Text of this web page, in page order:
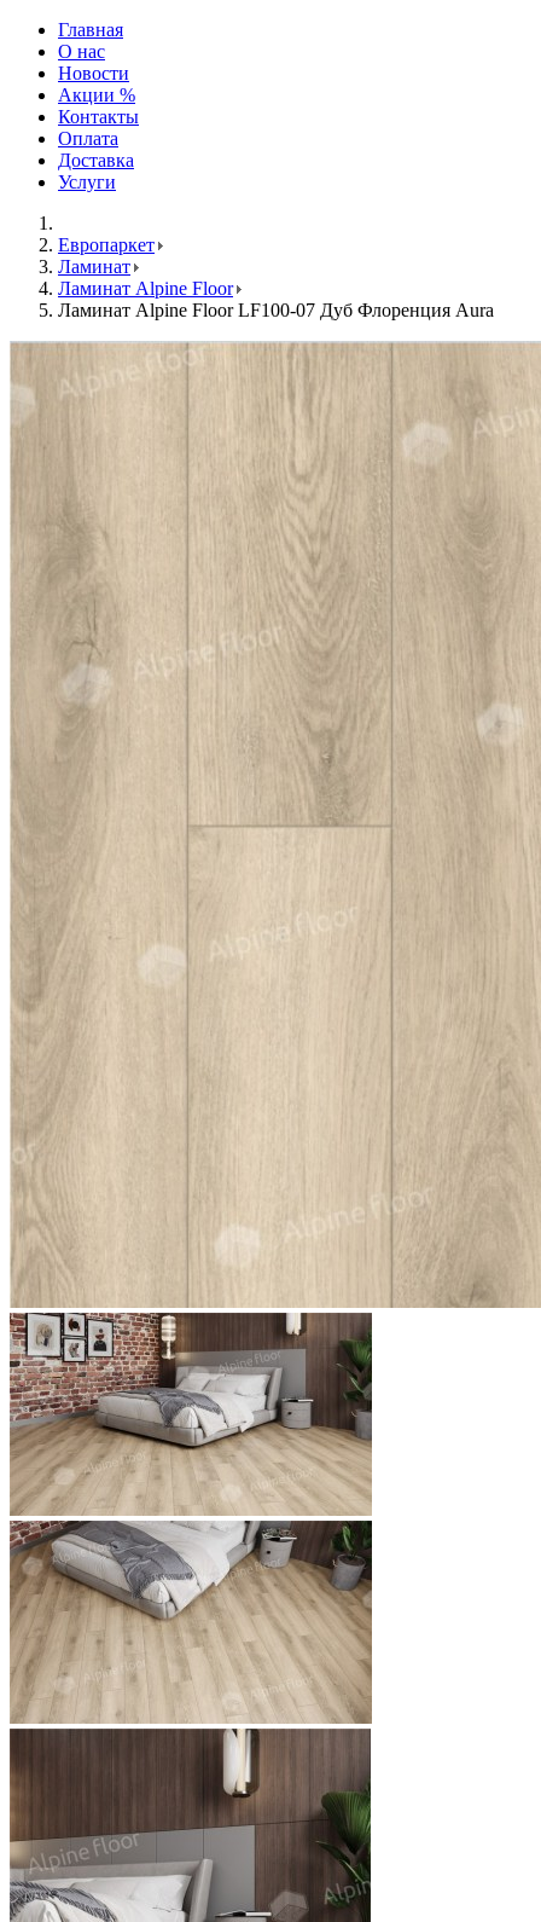
Главная
О нас
Новости
Акции %
Контакты
Оплата
Доставка
Услуги
Европаркет
Ламинат
Ламинат Alpine Floor
Ламинат Alpine Floor LF100-07 Дуб Флоренция Aura